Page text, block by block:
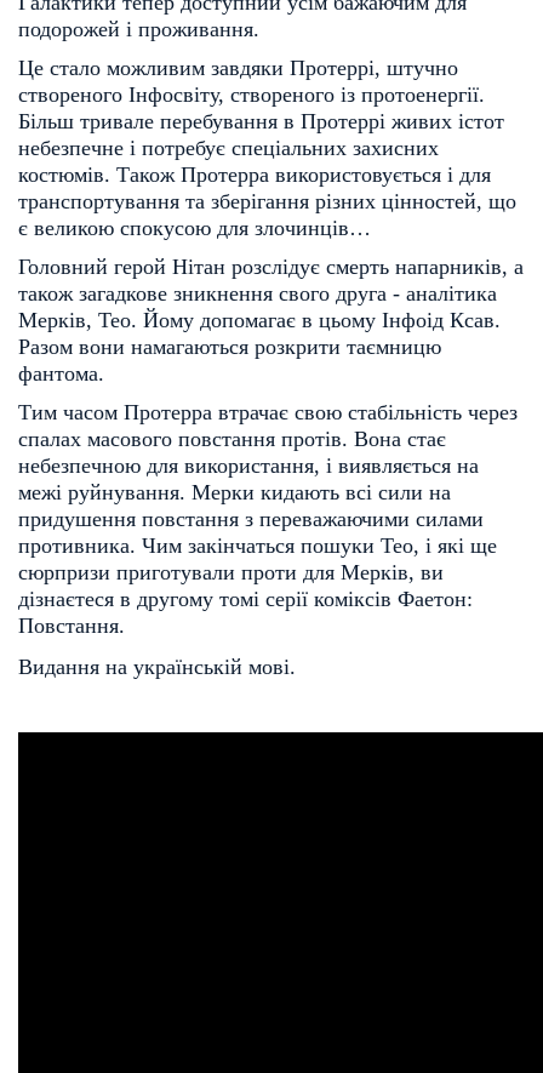
подорожей і проживання.
Це стало можливим завдяки Протеррі, штучно
створеного Інфосвіту, створеного із протоенергії.
Більш тривале перебування в Протеррі живих істот
небезпечне і потребує спеціальних захисних
костюмів. Також Протерра використовується і для
транспортування та зберігання різних цінностей, що
є великою спокусою для злочинців…
Головний герой Нітан розслідує смерть напарників, а
також загадкове зникнення свого друга - аналітика
Мерків, Тео. Йому допомагає в цьому Інфоід Ксав.
Разом вони намагаються розкрити таємницю
фантома.
Тим часом Протерра втрачає свою стабільність через
спалах масового повстання протів. Вона стає
небезпечною для використання, і виявляється на
межі руйнування. Мерки кидають всі сили на
придушення повстання з переважаючими силами
противника. Чим закінчаться пошуки Тео, і які ще
сюрпризи приготували проти для Мерків, ви
дізнаєтеся в другому томі серії коміксів Фаетон:
Повстання.
Видання на українській мові.